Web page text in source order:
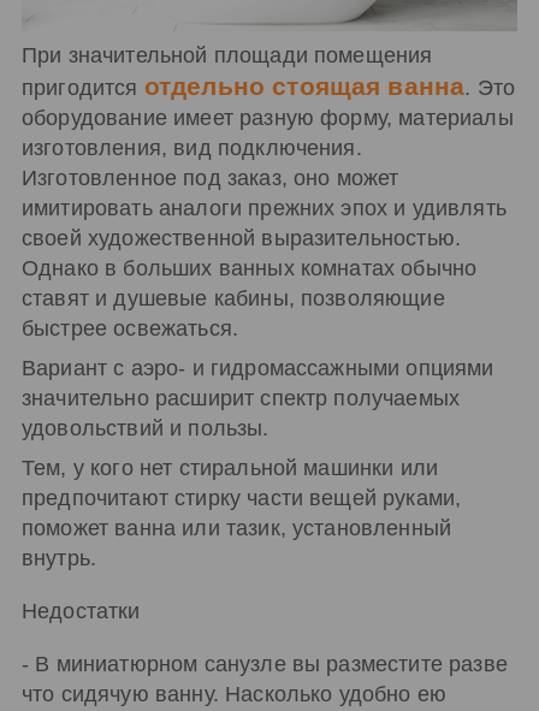
При значительной площади помещения
пригодится отдельно стоящая ванна. Это
оборудование имеет разную форму, материалы
изготовления, вид подключения.
Изготовленное под заказ, оно может
имитировать аналоги прежних эпох и удивлять
своей художественной выразительностью.
Однако в больших ванных комнатах обычно
ставят и душевые кабины, позволяющие
быстрее освежаться.
Вариант с аэро- и гидромассажными опциями
значительно расширит спектр получаемых
удовольствий и пользы.
Тем, у кого нет стиральной машинки или
предпочитают стирку части вещей руками,
поможет ванна или тазик, установленный
внутрь.
Недостатки
- В миниатюрном санузле вы разместите разве
что сидячую ванну. Насколько удобно ею